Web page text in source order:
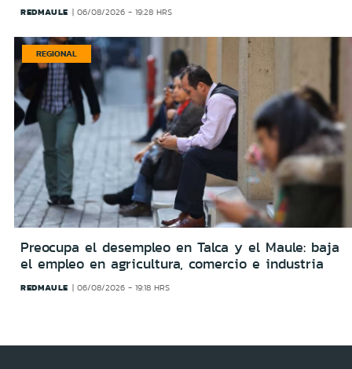
REDMAULE 06/08/2026 - 19:28 HRS
REGIONAL
Preocupa el desempleo en Talca y el Maule: baja
el empleo en agricultura, comercio e industria
REDMAULE 06/08/2026 - 19:18 HRS